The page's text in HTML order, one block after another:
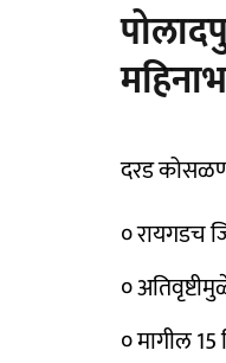
दरड
० रायगडच
०
० मागील